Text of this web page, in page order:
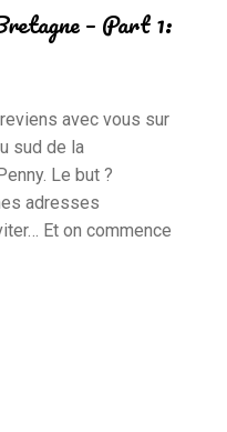
– Part 1:
avec vous sur
sud de la
Le but ?
adresses
Et on commence